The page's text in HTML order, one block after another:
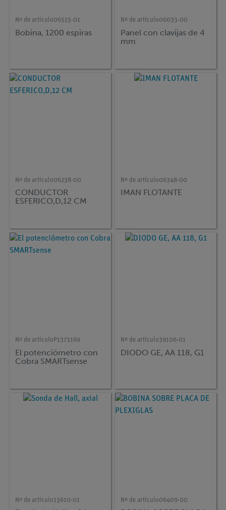
Nº de artículo06515-01
Bobina, 1200 espiras
Nº de artículo06033-00
Panel con clavijas de 4
mm
Nº de artículo06238-00
CONDUCTOR
ESFERICO,D,12 CM
Nº de artículo06348-00
IMAN FLOTANTE
Nº de artículo P1373169
El potenciómetro con
Cobra SMARTsense
Nº de artículo39106-01
DIODO GE, AA 118, G1
Nº de artículo13610-01 Nº de artículo06409-00